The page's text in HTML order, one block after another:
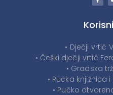
• Dječji vrtić
• Češki dječji vrtić
• Gradska
• Pučka
• Pučko